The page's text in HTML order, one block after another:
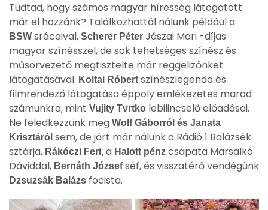
Tudtad, hogy számos magyar híresség látogatott
már el hozzánk? Találkozhattál nálunk például a
BSW srácaival, Scherer Péter Jászai Mari -díjas
magyar színésszel, de sok tehetséges színész és
műsorvezető megtisztelte már reggelizőnket
látogatásával. Koltai Róbert színészlegenda és
filmrendező látogatása éppoly emlékezetes marad
számunkra, mint Vujity Tvrtko lebilincselő előadásai.
Ne feledkezzünk meg Wolf Gáborról és Janata
Krisztáról sem, de járt már nálunk a Rádió 1 Balázsék
sztárja, Rákóczi Feri, a Halott pénz csapata Marsalkó
Dáviddal, Bernáth Józsefséf, és visszatérő vendégünk
Dzsuzsák Balázs focista.